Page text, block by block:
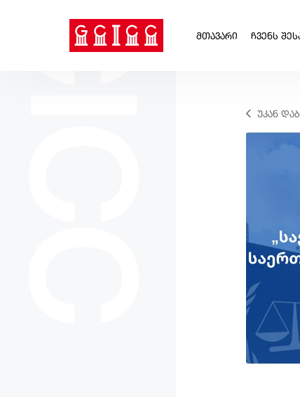
ᲛᲗᲐᲕᲐᲠᲘ ᲩᲕᲔᲜᲡ
ᲣᲙᲐᲜ